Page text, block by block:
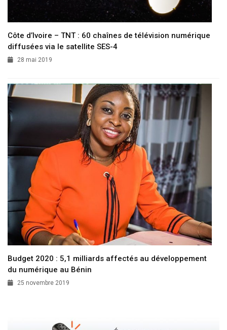
Côte d’Ivoire – TNT : 60 chaînes de télévision numérique
diffusées via le satellite SES-4
28 mai 2019
Budget 2020 : 5,1 milliards affectés au développement
du numérique au Bénin
25 novembre 2019